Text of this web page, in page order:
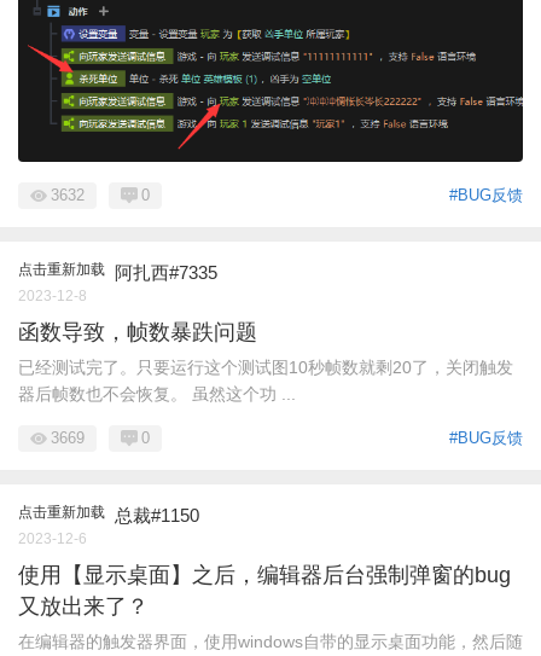
#BUG反馈
3632 0
点击重新加载 阿扎西#7335
2023-12-8
函数导致，帧数暴跌问题
已经测试完了。只要运行这个测试图10秒帧数就剩20了，关闭触发
器后帧数也不会恢复。 虽然这个功 ...
#BUG反馈
3669 0
点击重新加载 总裁#1150
2023-12-6
使用【显示桌面】之后，编辑器后台强制弹窗的bug
又放出来了？
在编辑器的触发器界面，使用windows自带的显示桌面功能，然后随